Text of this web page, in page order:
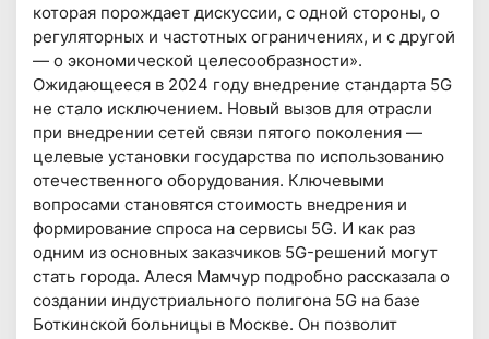
которая порождает дискуссии, с одной стороны, о
регуляторных и частотных ограничениях, и с другой
— о экономической целесообразности».
Ожидающееся в 2024 году внедрение стандарта 5G
не стало исключением. Новый вызов для отрасли
при внедрении сетей связи пятого поколения —
целевые установки государства по использованию
отечественного оборудования. Ключевыми
вопросами становятся стоимость внедрения и
формирование спроса на сервисы 5G. И как раз
одним из основных заказчиков 5G-решений могут
стать города. Алеся Мамчур подробно рассказала о
создании индустриального полигона 5G на базе
Боткинской больницы в Москве. Он позволит